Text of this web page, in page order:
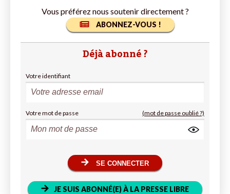
Vous préférez nous soutenir directement ?
ABONNEZ-VOUS !
Déjà abonné ?
Votre identifiant
Votre mot de passe (mot de passe oublié ?)
SE CONNECTER
JE SUIS ABONNÉ(E) À LA PRESSE LIBRE